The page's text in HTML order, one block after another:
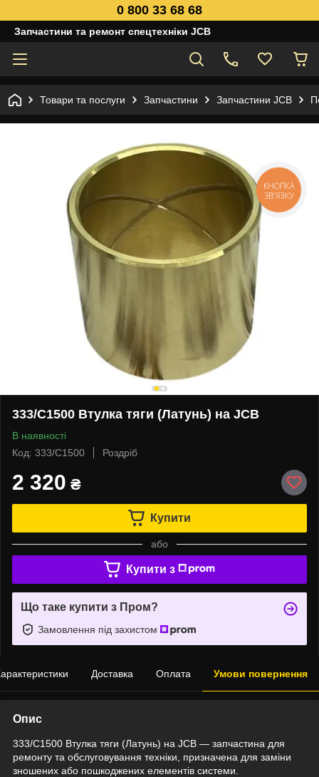
0 800 33 68 68
Запчастини та ремонт спецтехніки JCB
Товари та послуги Запчастини Запчастини JCB
333/C1500 Втулка тяги (Латунь) на JCB
В наявності
Код: 333/C1500
Роздріб
2 320 ₴
Купити
або
Купити з
Що таке купити з Пром?
Замовлення під захистом
Доставка Оплата Умови повернення
Опис
333/C1500 Втулка тяги (Латунь) на JCB — запчастина для
ремонту та обслуговування техніки, призначена для заміни
зношених або пошкоджених елементів системи.
КНОПКА
ЗВ'ЯЗКУ